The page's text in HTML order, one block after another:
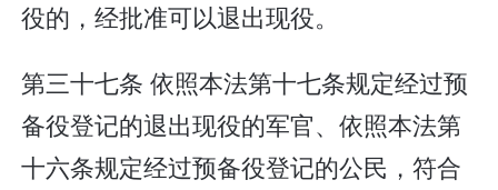
役的，经批准可以退出现役。
第三十七条 依照本法第十七条规定经过预
备役登记的退出现役的军官、依照本法第
十六条规定经过预备役登记的公民，符合